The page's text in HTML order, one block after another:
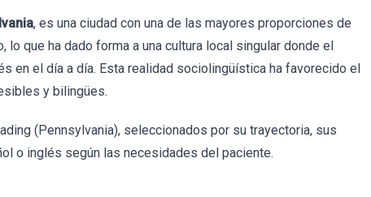
, es una ciudad con una de las mayores proporciones de
que ha dado forma a una cultura local singular donde el
en el día a día. Esta realidad sociolingüística ha favorecido el
y bilingües.
(Pennsylvania), seleccionados por su trayectoria, sus
o inglés según las necesidades del paciente.